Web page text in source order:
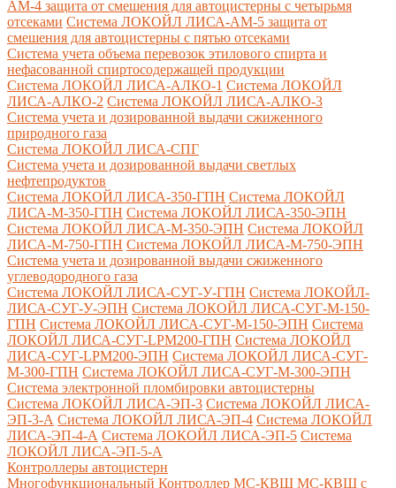
AM-4 защита от смешения для автоцистерны с четырьмя
отсеками Система ЛОКОЙЛ ЛИСА-AM-5 защита от
смешения для автоцистерны с пятью отсеками
Система учета объема перевозок этилового спирта и
нефасованной спиртосодержащей продукции
Система ЛОКОЙЛ ЛИСА-AЛКО-1 Система ЛОКОЙЛ
ЛИСА-АЛКО-2 Система ЛОКОЙЛ ЛИСА-АЛКО-3
Система учета и дозированной выдачи сжиженного
природного газа
Система ЛОКОЙЛ ЛИСА-СПГ
Система учета и дозированной выдачи светлых
нефтепродуктов
Система ЛОКОЙЛ ЛИСА-350-ГПН Система ЛОКОЙЛ
ЛИСА-М-350-ГПН Система ЛОКОЙЛ ЛИСА-350-ЭПН
Система ЛОКОЙЛ ЛИСА-М-350-ЭПН Система ЛОКОЙЛ
ЛИСА-М-750-ГПН Система ЛОКОЙЛ ЛИСА-М-750-ЭПН
Система учета и дозированной выдачи сжиженного
углеводородного газа
Система ЛОКОЙЛ ЛИСА-СУГ-У-ГПН Система ЛОКОЙЛ-
ЛИСА-СУГ-У-ЭПН Система ЛОКОЙЛ ЛИСА-СУГ-М-150-
ГПН Система ЛОКОЙЛ ЛИСА-СУГ-М-150-ЭПН Система
ЛОКОЙЛ ЛИСА-СУГ-LPM200-ГПН Система ЛОКОЙЛ
ЛИСА-СУГ-LPM200-ЭПН Система ЛОКОЙЛ ЛИСА-СУГ-
М-300-ГПН Система ЛОКОЙЛ ЛИСА-СУГ-М-300-ЭПН
Система электронной пломбировки автоцистерны
Система ЛОКОЙЛ ЛИСА-ЭП-3 Система ЛОКОЙЛ ЛИСА-
ЭП-3-А Система ЛОКОЙЛ ЛИСА-ЭП-4 Система ЛОКОЙЛ
ЛИСА-ЭП-4-А Система ЛОКОЙЛ ЛИСА-ЭП-5 Система
ЛОКОЙЛ ЛИСА-ЭП-5-А
Контроллеры автоцистерн
Многофункциональный Контроллер МС-КВШ МС-КВШ с